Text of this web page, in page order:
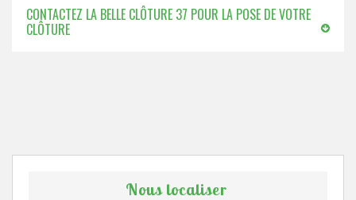
CONTACTEZ LA BELLE CLÔTURE 37 POUR LA POSE DE VOTRE
CLÔTURE
Nous localiser